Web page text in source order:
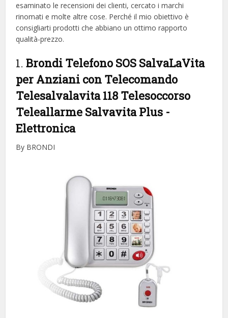
esaminato le recensioni dei clienti, cercato i marchi
rinomati e molte altre cose. Perché il mio obiettivo è
consigliarti prodotti che abbiano un ottimo rapporto
qualità-prezzo.
1.Brondi Telefono SOS SalvaLaVita
per Anziani con Telecomando
Telesalvalavita 118 Telesoccorso
Teleallarme Salvavita Plus -
Elettronica
By BRONDI